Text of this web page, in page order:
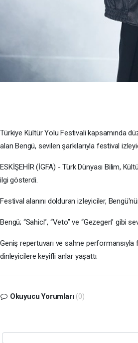
Türkiye Kültür Yolu Festivali kapsamında
alan Bengü, sevilen şarkılarıyla festival
ESKİŞEHİR (İGFA) - Türk Dünyası Bilim,
ilgi gösterdi.
Festival alanını dolduran izleyiciler,
Bengü; “Sahici”, “Veto” ve “Gezegen” gibi
Geniş repertuvarı ve sahne
dinleyicilere keyifli anlar yaşattı.
Okuyucu Yorumları (0)